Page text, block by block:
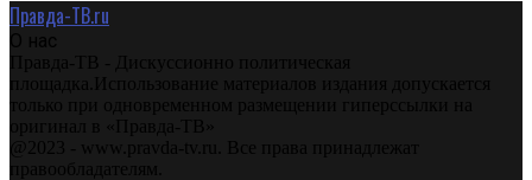
Правда-ТВ.ru
О нас
Правда-ТВ - Дискуссионно политическая
площадка.Использование материалов издания допускается
только при одновременном размещении гиперссылки на
оригинал в «Правда-ТВ»
@2023 - www.pravda-tv.ru. Все права принадлежат
правообладателям.